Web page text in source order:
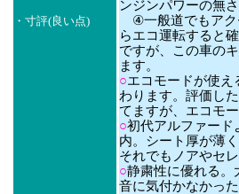
・寸評(良い点)
ンジンパワーの無
④一般道でもアク
らエコ運転すると
ですが、この車の
ます。
○エコモードが使え
わります。評価し
てますが、エコモ
○初代アルファード
内。シート厚が薄
それでもノアやセ
○静粛性に優れる。
音に気付かなかっ